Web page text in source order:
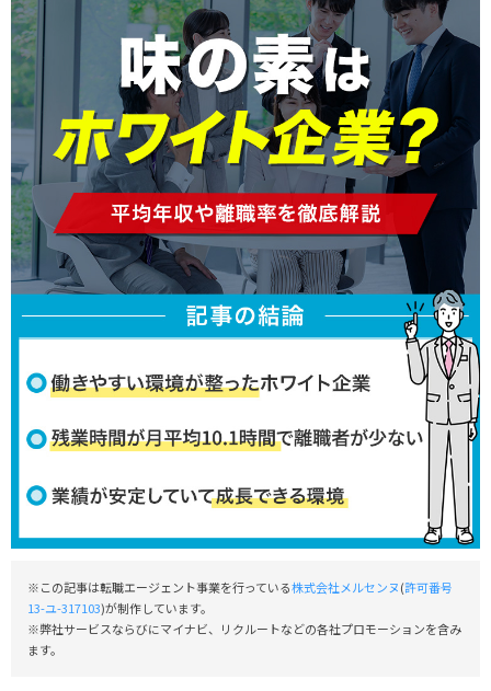
※この記事は転職エージェント事業を行っている株式会社メルセンヌ(許可番号
13-ユ-317103)が制作しています。
※弊社サービスならびにマイナビ、リクルートなどの各社プロモーションを含み
ます。